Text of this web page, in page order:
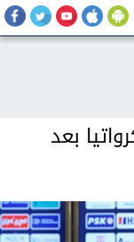
بعد